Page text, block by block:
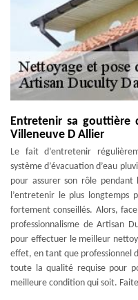
Entretenir sa
Villeneuve D Allier
Le fait d’entretenir
système d’évacuation d’eau
pour assurer son rôle pendant
l’entretenir le plus longtemps
fortement conseillés. Alors,
professionnalisme de Artisan
pour effectuer le meilleur
effet, en tant que professionnel
toute la qualité requise pour
meilleure condition qui soit.